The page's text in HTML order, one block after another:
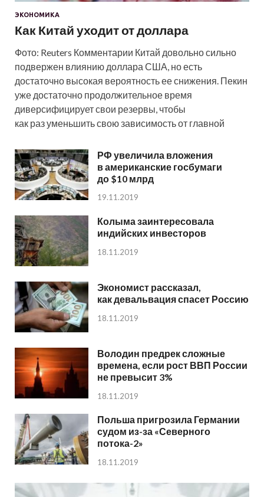
ЭКОНОМИКА
Как Китай уходит от доллара
Фото: Reuters Комментарии Китай довольно сильно
подвержен влиянию доллара США, но есть
достаточно высокая вероятность ее снижения. Пекин
уже достаточно продолжительное время
диверсифицирует свои резервы, чтобы
как раз уменьшить свою зависимость от главной
РФ увеличила вложения
в американские госбумаги
до $10 млрд
19.11.2019
Колыма заинтересовала
индийских инвесторов
18.11.2019
Экономист рассказал,
как девальвация спасет Россию
18.11.2019
Володин предрек сложные
времена, если рост ВВП России
не превысит 3%
18.11.2019
Польша пригрозила Германии
судом из-за «Северного
потока-2»
18.11.2019